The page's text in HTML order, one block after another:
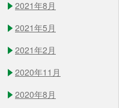
2021年8月
2021年5月
2021年2月
2020年11月
2020年8月